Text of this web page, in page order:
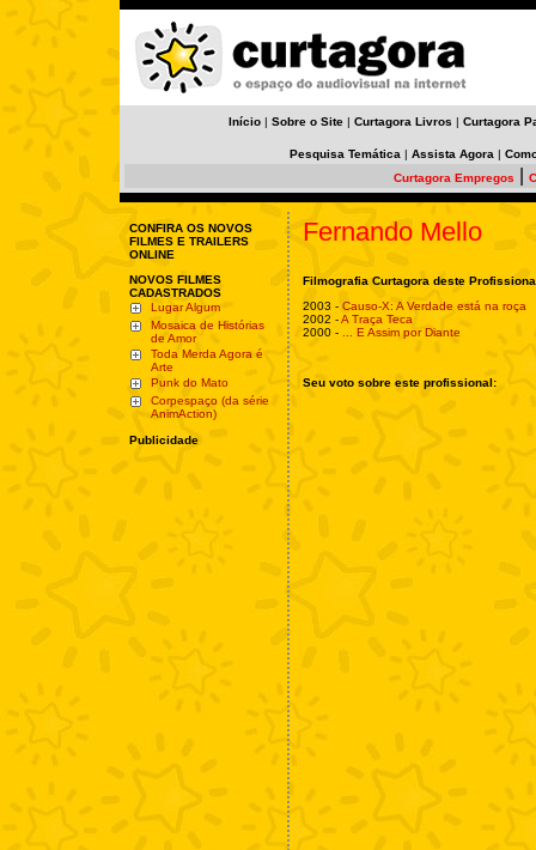
Início | Sobre o Site | Curtagora Livros | Curtagora
Pesquisa Temática | Assista Agora |
Curtagora Empregos
CONFIRA OS NOVOS
FILMES E TRAILERS
ONLINE
NOVOS FILMES
CADASTRADOS
Lugar Algum
Mosaica de Histórias
de Amor
Toda Merda Agora é
Arte
Punk do Mato
Corpespaço (da série
AnimAction)
Publicidade
Fernando Mello
Filmografia Curtagora deste
2003 - Causo-X: A Verdade está na roça
2002 -A Traça Teca
2000 -
... E Assim por Diante
Seu voto sobre este profissional: